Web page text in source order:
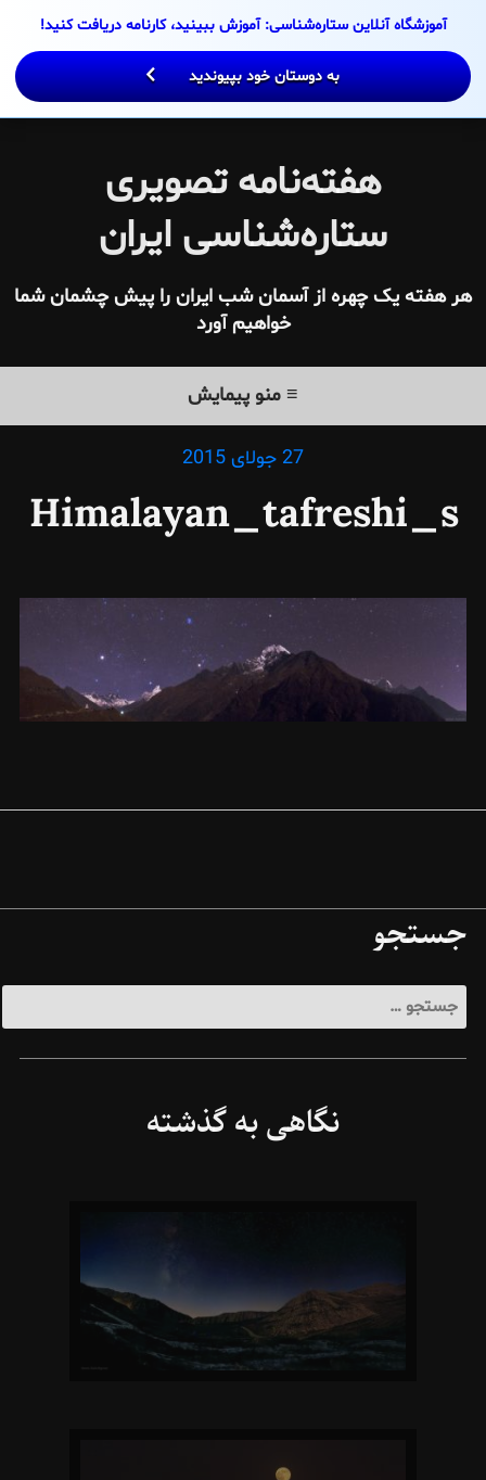
content
آموزشگاه آنلاین ستاره‌شناسی: آموزش ببینید، کارنامه دریافت کنید!
به دوستان خود بپیوندید
هفته‌نامه تصویری
ستاره‌شناسی ایران
هر هفته یک چهره از آسمان شب ایران را پیش چشمان شما
خواهیم آورد
≡ منو پیمایش
Posted
27 جولای 2015
Himalayan_tafreshi_s
جستجو
جستجو
برای:
نگاهی به گذشته